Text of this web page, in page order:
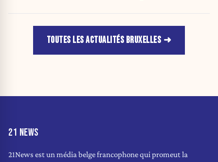
TOUTES LES ACTUALITÉS BRUXELLES
21 NEWS
21News est un média belge francophone qui promeut la